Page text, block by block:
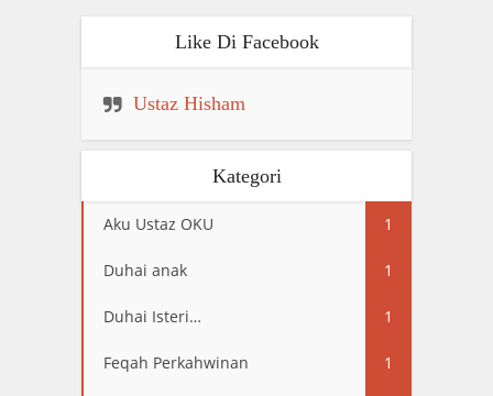
Like Di Facebook
Ustaz Hisham
Kategori
Aku Ustaz OKU 1
Duhai anak 1
Duhai Isteri… 1
Feqah Perkahwinan 1